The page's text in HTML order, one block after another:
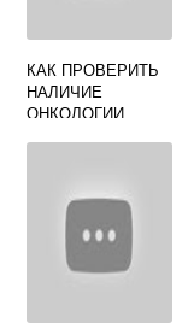
КАК ПРОВЕРИТЬ
НАЛИЧИЕ
ОНКОЛОГИИ